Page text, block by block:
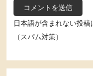
日本語が含まれない投稿
（スパム対策）